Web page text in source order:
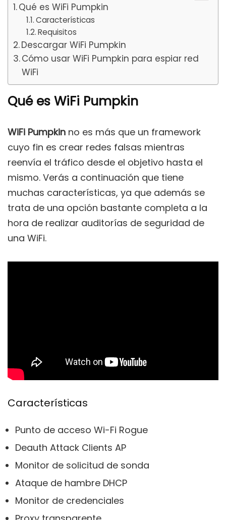
Qué es WiFi Pumpkin
Características
Requisitos
Descargar WiFi Pumpkin
Cómo usar WiFi Pumpkin para espiar red
WiFi
Qué es WiFi Pumpkin
WiFi Pumpkin no es más que un framework
cuyo fin es crear redes falsas mientras
reenvía el tráfico desde el objetivo hasta el
mismo. Verás a continuación que tiene
muchas características, ya que además se
trata de una opción bastante completa a la
hora de realizar auditorías de seguridad de
una WiFi.
Características
Punto de acceso Wi-Fi Rogue
Deauth Attack Clients AP
Monitor de solicitud de sonda
Ataque de hambre DHCP
Monitor de credenciales